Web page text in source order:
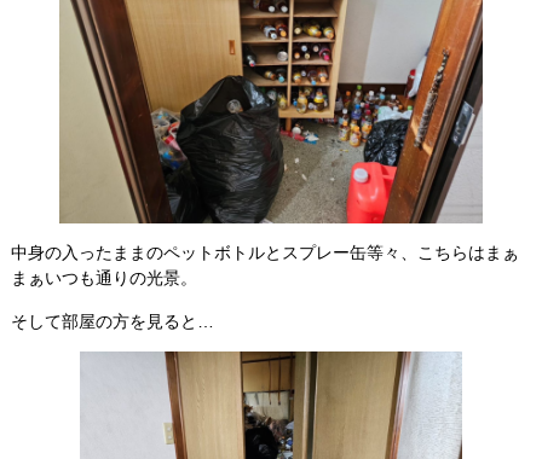
中身の入ったままのペットボトルとスプレー缶等々、こちらはまぁ
まぁいつも通りの光景。
そして部屋の方を見ると…